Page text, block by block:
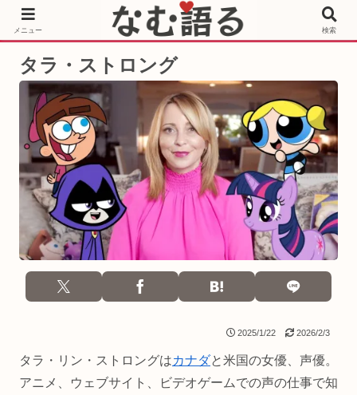
［PR］Prime Video もっと観るならサブスクリプション
タラ・ストロング
2025/1/22 2026/2/3
タラ・リン・ストロングはカナダと米国の女優、声優。
アニメ、ウェブサイト、ビデオゲームでの声の仕事で知
メニュー 検索